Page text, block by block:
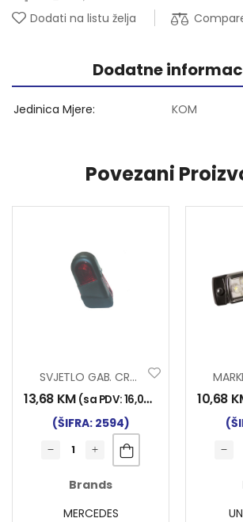
Dodati na listu želja
Dodatne
Jedinica Mjere KOM
Povezani
SVJETLO GAB. CRV. LIJ
13,68 KM (sa PDV:16,00
(ŠIFRA: 2594)
Brands
MERCEDES
10,68